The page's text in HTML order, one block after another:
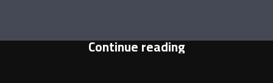
Continue reading